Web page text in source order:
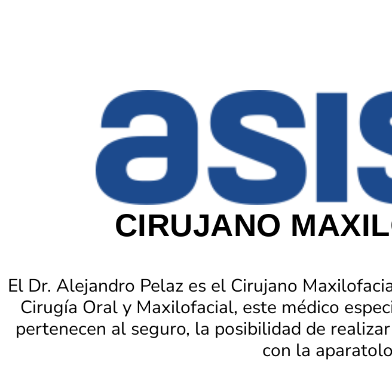
CIRUJANO
El Dr. Alejandro Pelaz es el Cirujano
Cirugía Oral y Maxilofacial, este médico
pertenecen al seguro, la posibilidad de
con la